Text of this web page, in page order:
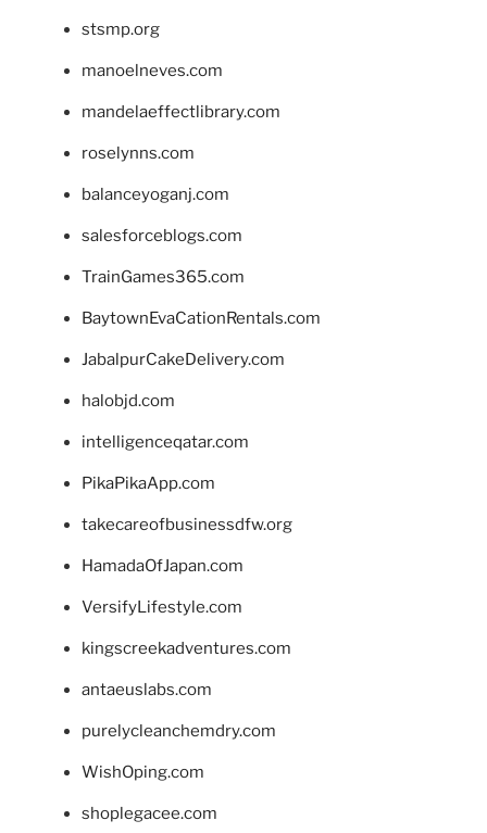
stsmp.org
manoelneves.com
mandelaeffectlibrary.com
roselynns.com
balanceyoganj.com
salesforceblogs.com
TrainGames365.com
BaytownEvaCationRentals.com
JabalpurCakeDelivery.com
halobjd.com
intelligenceqatar.com
PikaPikaApp.com
takecareofbusinessdfw.org
HamadaOfJapan.com
VersifyLifestyle.com
kingscreekadventures.com
antaeuslabs.com
purelycleanchemdry.com
WishOping.com
shoplegacee.com